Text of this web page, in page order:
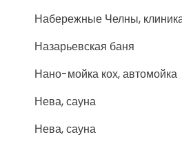
Набережные Челны,
Назарьевская баня
Нано-мойка кох, автомойка
Нева, сауна
Нева, сауна